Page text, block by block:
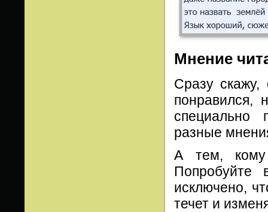
Мнение
Сразу скажу,
понравился,
специально
разные
А тем, кому
Попробуйте
исключено,
течет и